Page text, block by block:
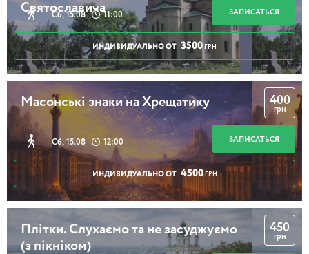
Святославича
Сб, 15.08 11:00 ЗАПИСАТЬСЯ
ИНДИВИДУАЛЬНО ОТ 3500 ГРН
Масонські знаки на Хрещатику
Сб, 15.08 12:00
400
грн
ЗАПИСАТЬСЯ
ИНДИВИДУАЛЬНО ОТ 4500 ГРН
Плітки. Слухаємо та не засуджуємо
(з пікніком)
450
грн